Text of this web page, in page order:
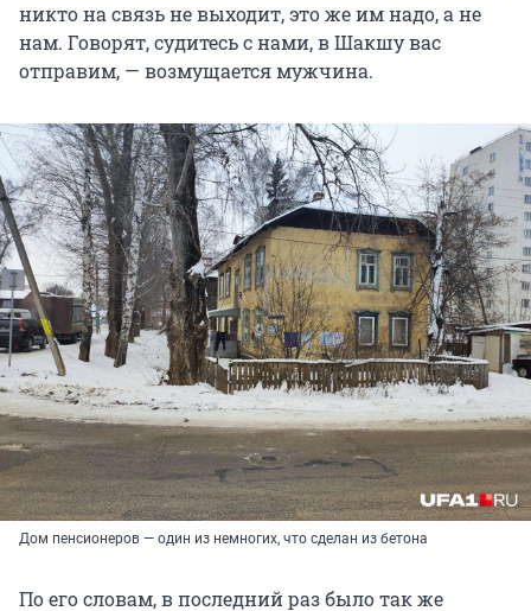
никто на связь не выходит, это же им надо, а не
нам. Говорят, судитесь с нами, в Шакшу вас
отправим, — возмущается мужчина.
Дом пенсионеров — один из немногих, что сделан из бетона
По его словам, в последний раз было так же